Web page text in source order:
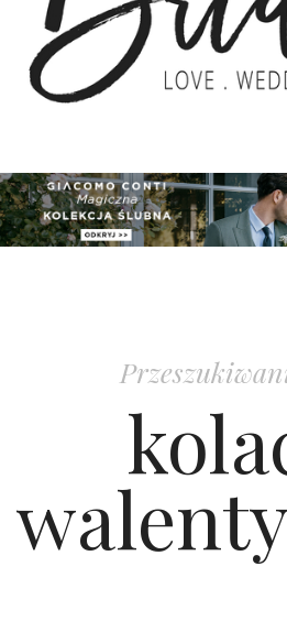
REKLAMA
ADVERTISING
ZGŁOSZENIA
POLECANE FIRMY